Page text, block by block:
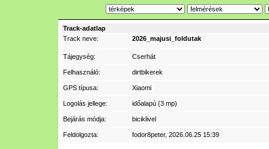
Track-adatlap
Track neve:
2026_majusi_foldutak
Tájegység: Cserhát
Felhasználó: dirtbikerek
GPS típusa: Xiaomi
Logolás jellege: időalapú (3 mp)
Bejárás módja: biciklivel
Feldolgozta: fodor8peter, 2026.06.25 15:39